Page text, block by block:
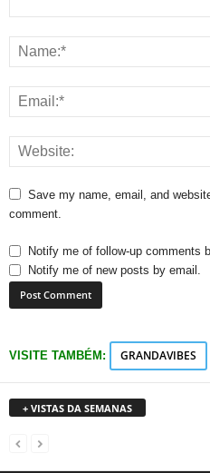
Save my name, email, and
comment.
Notify me of follow-up comments
Notify me of new posts by email.
VISITE TAMBÉM: GRANDAVIBES
+ VISTAS DA SEMANAS